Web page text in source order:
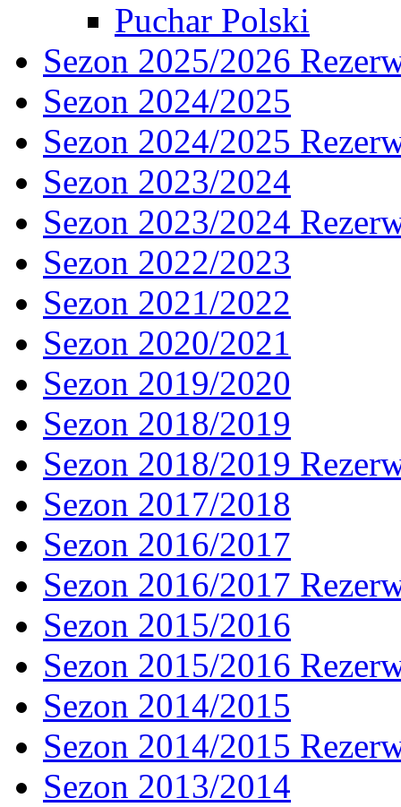
Puchar Polski
Sezon 2025/2026
Sezon 2024/2025
Sezon 2024/2025
Sezon 2023/2024
Sezon 2023/2024
Sezon 2022/2023
Sezon 2021/2022
Sezon 2020/2021
Sezon 2019/2020
Sezon 2018/2019
Sezon 2018/2019
Sezon 2017/2018
Sezon 2016/2017
Sezon 2016/2017
Sezon 2015/2016
Sezon 2015/2016
Sezon 2014/2015
Sezon 2014/2015
Sezon 2013/2014